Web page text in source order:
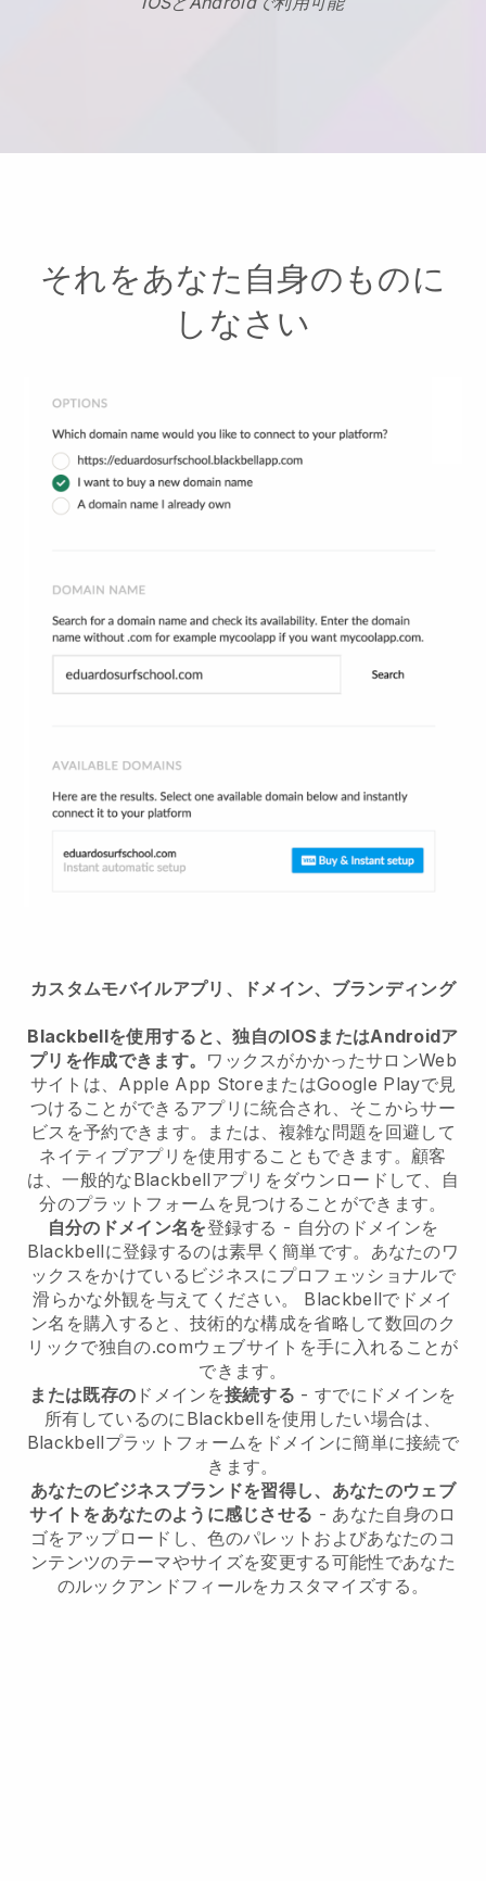
それをあなた自身のものに
しなさい
カスタムモバイルアプリ、ドメイン、ブランディング
Blackbellを使用すると、独自のIOSまたはAndroidア
プリを作成できます。 ワックスがかかったサロンWeb
サイトは、Apple App StoreまたはGoogle Playで見
つけることができるアプリに統合され、そこからサー
ビスを予約できます。または、複雑な問題を回避して
ネイティブアプリを使用することもできます。顧客
は、一般的なBlackbellアプリをダウンロードして、自
分のプラットフォームを見つけることができます。
自分のドメイン名を登録する - 自分のドメインを
Blackbellに登録するのは素早く簡単です。あなたのワ
ックスをかけているビジネスにプロフェッショナルで
滑らかな外観を与えてください。 Blackbellでドメイ
ン名を購入すると、技術的な構成を省略して数回のク
リックで独自の.comウェブサイトを手に入れることが
できます。
または既存の ドメインを接続する - すでにドメインを
所有しているのにBlackbellを使用したい場合は、
Blackbellプラットフォームをドメインに簡単に接続で
きます。
あなたのビジネスブランドを習得し、あなたのウェブ
サイトをあなたのように感じさせる - あなた自身のロ
ゴをアップロードし、色のパレットおよびあなたのコ
ンテンツのテーマやサイズを変更する可能性であなた
のルックアンドフィールをカスタマイズする。